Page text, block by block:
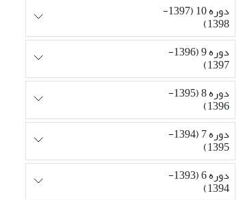
دوره 10 (1397-
1398)
دوره 9 (1396-
1397)
دوره 8 (1395-
1396)
دوره 7 (1394-
1395)
دوره 6 (1393-
1394)